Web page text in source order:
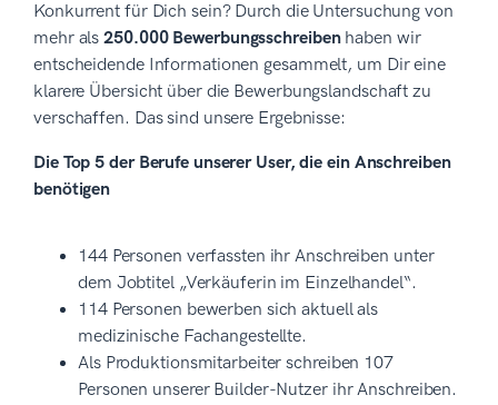
Konkurrent für Dich sein? Durch die Untersuchung von
mehr als250.000 Bewerbungsschreiben haben wir
entscheidende Informationen gesammelt, um Dir eine
klarere Übersicht über die Bewerbungslandschaft zu
verschaffen. Das sind unsere Ergebnisse:
Die Top 5 der Berufe unserer User, die ein Anschreiben
benötigen
144 Personen verfassten ihr Anschreiben unter
dem Jobtitel „Verkäuferin im Einzelhandel“.
114 Personen bewerben sich aktuell als
medizinische Fachangestellte.
Als Produktionsmitarbeiter schreiben 107
Personen unserer Builder-Nutzer ihr Anschreiben.